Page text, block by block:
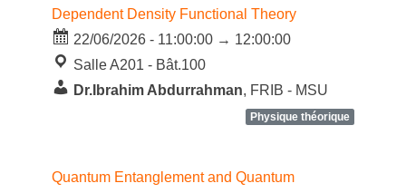
Dependent Density Functional Theory
22/06/2026 - 11:00:00 → 12:00:00
Salle A201 - Bât.100
Dr.Ibrahim Abdurrahman, FRIB - MSU
Physique théorique
Quantum Entanglement and Quantum